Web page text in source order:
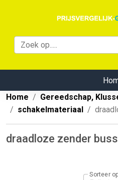
Home
Gereedschap,
schakelmateriaal
draadloze zender
Sorteer